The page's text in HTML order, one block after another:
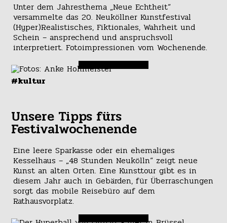
Unter dem Jahresthema „Neue Echtheit“
versammelte das 20. Neuköllner Kunstfestival
(Hyper)Realistisches, Fiktionales, Wahrheit und
Schein – ansprechend und anspruchsvoll
interpretiert. Fotoimpressionen vom Wochenende.
#kultur
Unsere Tipps fürs
Festivalwochenende
Eine leere Sparkasse oder ein ehemaliges
Kesselhaus – „48 Stunden Neukölln“ zeigt neue
Kunst an alten Orten. Eine Kunsttour gibt es in
diesem Jahr auch in Gebärden, für Überraschungen
sorgt das mobile Reisebüro auf dem
Rathausvorplatz.